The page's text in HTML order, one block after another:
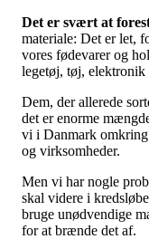
Det er svært at
materiale: Det er let,
vores fødevarer og
legetøj, tøj, elektronik
Dem, der allerede
det er enorme
vi i Danmark
og virksomheder.
Men vi har nogle
skal videre i
bruge unødvendige
for at brænde det af.